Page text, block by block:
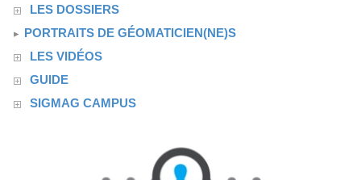
LES DOSSIERS
PORTRAITS DE GÉOMATICIEN(NE)S
LES VIDÉOS
GUIDE
SIGMAG CAMPUS